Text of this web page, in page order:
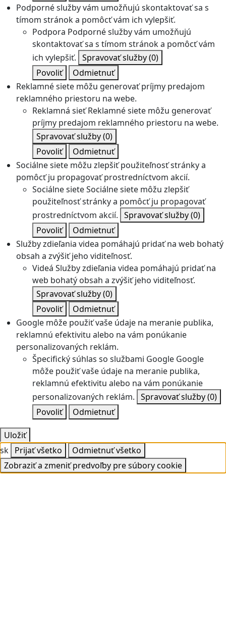
Podporné služby vám umožňujú skontaktovať sa s
tímom stránok a pomôcť vám ich vylepšiť.
Podpora Podporné služby vám umožňujú
skontaktovať sa s tímom stránok a pomôcť vám
ich vylepšiť. Spravovať služby(0)
Povoliť
Odmietnuť
Reklamné siete môžu generovať príjmy predajom
reklamného priestoru na webe.
Reklamná sieť Reklamné siete môžu generovať
príjmy predajom reklamného priestoru na webe.
Spravovať služby(0)
Povoliť
Odmietnuť
Sociálne siete môžu zlepšiť použiteľnosť stránky a
pomôcť ju propagovať prostredníctvom akcií.
Sociálne sieteSociálne siete môžu zlepšiť
použiteľnosť stránky a pomôcť ju propagovať
prostredníctvom akcií. Spravovať služby(0)
Povoliť
Odmietnuť
Služby zdieľania videa pomáhajú pridať na web bohatý
obsah a zvýšiť jeho viditeľnosť.
Videá Služby zdieľania videa pomáhajú pridať na
web bohatý obsah a zvýšiť jeho viditeľnosť.
Spravovať služby(0)
Povoliť
Odmietnuť
Google môže použiť vaše údaje na meranie publika,
reklamnú efektivitu alebo na vám ponúkanie
personalizovaných reklám.
Špecifický súhlas so službami Google Google
môže použiť vaše údaje na meranie publika,
reklamnú efektivitu alebo na vám ponúkanie
personalizovaných reklám. Spravovať služby(0)
Povoliť
Odmietnuť
Uložiť
sk Prijať všetko
Odmietnuť všetko
Zobraziť a zmeniť predvoľby pre súbory cookie